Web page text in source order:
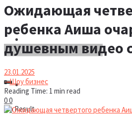
Новости
Новости
No Result
Ожидающая
ребенка Аиша
душевным видео
23.01.2025
вШоу бизнес
Reading Time: 1 min read
00